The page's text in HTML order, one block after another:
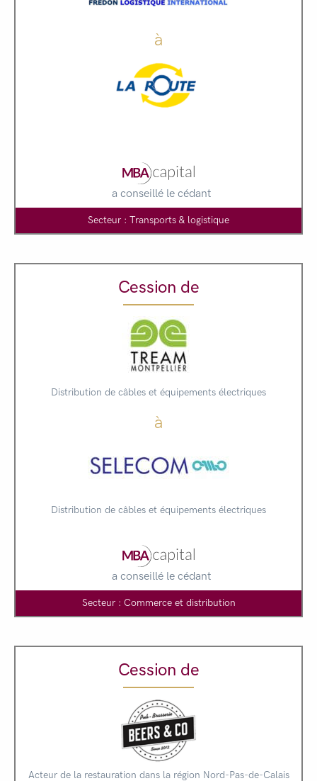
à
a conseillé le cédant
Secteur : Transports & logistique
Cession de
Distribution de câbles et équipements électriques
à
Distribution de câbles et équipements électriques
a conseillé le cédant
Secteur : Commerce et distribution
Cession de
Acteur de la restauration dans la région Nord-Pas-de-Calais